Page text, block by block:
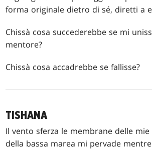
forma originale dietro di sé, diretti a
Chissà cosa succederebbe se mi
mentore?
Chissà cosa accadrebbe se fallisse?
TISHANA
Il vento sferza le membrane delle mie
della bassa marea mi pervade